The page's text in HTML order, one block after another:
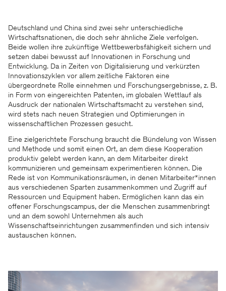
Deutschland und China sind zwei sehr unterschiedliche
Wirtschaftsnationen, die doch sehr ähnliche Ziele verfolgen.
Beide wollen ihre zukünftige Wettbewerbsfähigkeit sichern und
setzen dabei bewusst auf Innovationen in Forschung und
Entwicklung. Da in Zeiten von Digitalisierung und verkürzten
Innovationszyklen vor allem zeitliche Faktoren eine
übergeordnete Rolle einnehmen und Forschungsergebnisse, z. B.
in Form von eingereichten Patenten, im globalen Wettlauf als
Ausdruck der nationalen Wirtschaftsmacht zu verstehen sind,
wird stets nach neuen Strategien und Optimierungen in
wissenschaftlichen Prozessen gesucht.
Eine zielgerichtete Forschung braucht die Bündelung von Wissen
und Methode und somit einen Ort, an dem diese Kooperation
produktiv gelebt werden kann, an dem Mitarbeiter direkt
kommunizieren und gemeinsam experimentieren können. Die
Rede ist von Kommunikationsräumen, in denen Mitarbeiter*innen
aus verschiedenen Sparten zusammenkommen und Zugriff auf
Ressourcen und Equipment haben. Ermöglichen kann das ein
offener Forschungscampus, der die Menschen zusammenbringt
und an dem sowohl Unternehmen als auch
Wissenschaftseinrichtungen zusammenfinden und sich intensiv
austauschen können.